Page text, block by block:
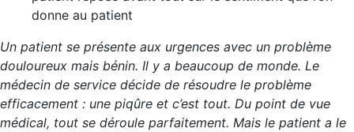
donne au patient
Un patient se présente aux urgences avec un problème
douloureux mais bénin. Il y a beaucoup de monde. Le
médecin de service décide de résoudre le problème
efficacement : une piqûre et c’est tout. Du point de vue
médical, tout se déroule parfaitement. Mais le patient a le